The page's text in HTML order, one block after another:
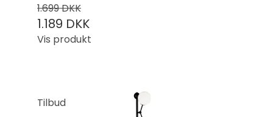
1.699 DKK
1.189 DKK
Vis produkt
Tilbud